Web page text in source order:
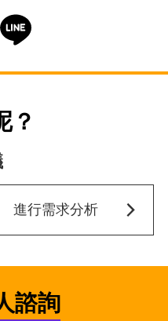
？
進行需求分析
諮詢